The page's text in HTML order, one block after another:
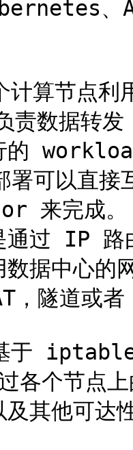
、
算节点
数据转
的
署可以直接
完成。
通过 IP
数据中心
，隧道
各个节点
及其他可达